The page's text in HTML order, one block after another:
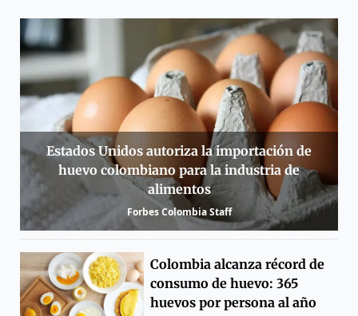
Estados Unidos autoriza la importación de
huevo colombiano para la industria de
alimentos
Forbes Colombia Staff
Colombia alcanza récord de
consumo de huevo: 365
huevos por persona al año